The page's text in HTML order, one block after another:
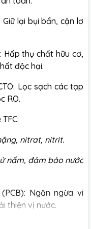
lại bụi bẩn, cặn lơ
Hấp thụ chất hữu cơ,
độc hại.
Lọc sạch các tạp
RO.
nitrat, nitrit.
nấm, đảm bảo nước
Ngăn ngừa vi
thiện vị nước.